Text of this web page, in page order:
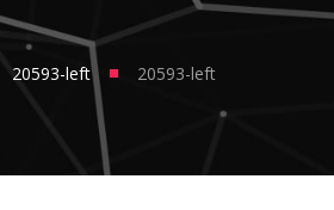
20593-left ■ 20593-left